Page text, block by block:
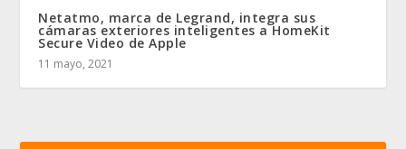
Netatmo, marca de Legrand, integra sus
cámaras exteriores inteligentes a HomeKit
Secure Video de Apple
11 mayo, 2021